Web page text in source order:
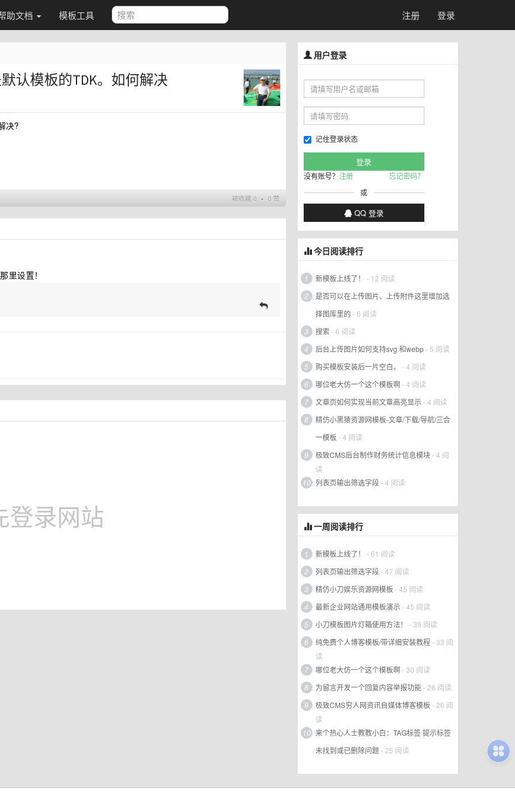
助文档 模板工具 注册 登录
认模板的TDK。如何解决
决?
被收藏 0 ∙ 0 赞
里设置！
登录网站
用户登录
记住登录状态
没有账号？ 注册
忘记密码？
或
QQ 登录
今日阅读排行
1 新模板上线了！
- 12 阅读
2
是否可以在上传图片、上传附件这里增加选
择图库里的 - 6 阅读
3
搜索- 6 阅读
4
后台上传图片如何支持svg 和webp- 5 阅读
5
购买模板安装后一片空白。
- 4 阅读
6
哪位老大仿一个这个模板啊- 4 阅读
7
文章页如何实现当前文章高亮显示- 4 阅读
8
精仿小黑猿资源网模板-文章/下载/导航/三合
一模板 - 4 阅读
9
极致CMS后台制作财务统计信息模块- 4 阅
读
10 列表页输出筛选字段- 4 阅读
一周阅读排行
1 新模板上线了！
- 61 阅读
2
列表页输出筛选字段- 47 阅读
3
精仿小刀娱乐资源网模板 - 45 阅读
4
最新企业网站通用模板演示- 45 阅读
5
小刀模板图片灯箱使用方法！
- 39 阅读
6
纯免费个人博客模板/带详细安装教程- 33 阅
读
7
哪位老大仿一个这个模板啊- 30 阅读
8
为留言开发一个回复内容举报功能- 26 阅读
9
极致CMS穷人网资讯自媒体博客模板 - 26 阅
读
10 来个热心人士教教小白：TAG标签 提示标签
未找到或已删除问题- 25 阅读